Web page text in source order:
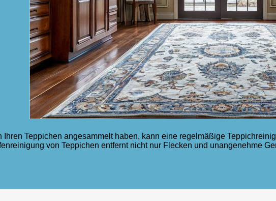
Ihren Teppichen angesammelt haben, kann eine regelmäßige
von Teppichen entfernt nicht nur Flecken und unangenehme